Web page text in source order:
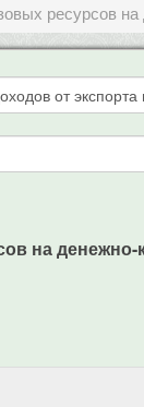
ресурсов
на